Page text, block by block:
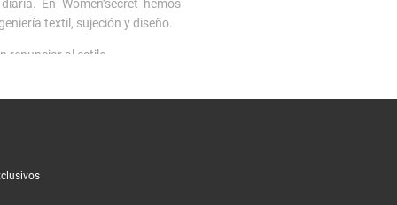
En Women’secret hemos
textil, sujeción y diseño.
renunciar al estilo.
para looks especiales y